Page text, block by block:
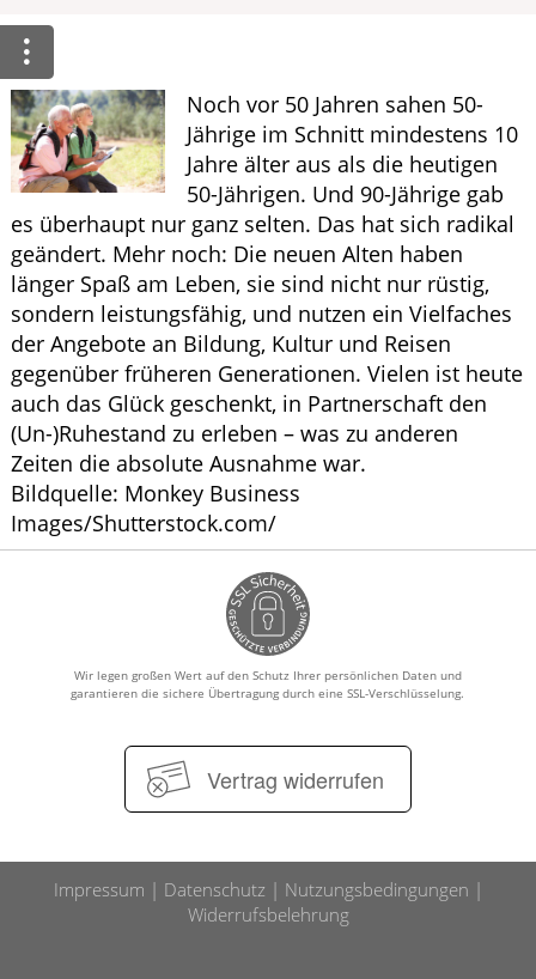
GESUND IM ALTER
Noch vor 50 Jahren sahen 50-
Jährige im Schnitt mindestens 10
Jahre älter aus als die heutigen
50-Jährigen. Und 90-Jährige gab
es überhaupt nur ganz selten. Das hat sich radikal
geändert. Mehr noch: Die neuen Alten haben
länger Spaß am Leben, sie sind nicht nur rüstig,
sondern leistungsfähig, und nutzen ein Vielfaches
der Angebote an Bildung, Kultur und Reisen
gegenüber früheren Generationen. Vielen ist heute
auch das Glück geschenkt, in Partnerschaft den
(Un-)Ruhestand zu erleben – was zu anderen
Zeiten die absolute Ausnahme war.
Bildquelle: Monkey Business
Images/Shutterstock.com/
Wir legen großen Wert auf den Schutz Ihrer persönlichen Daten und
garantieren die sichere Übertragung durch eine SSL-Verschlüsselung.
Vertrag widerrufen
Impressum Datenschutz
Nutzungsbedingungen
Widerrufsbelehrung